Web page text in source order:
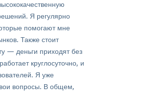
Я регулярно
помогают мне
Также стоит
— деньги приходят без
круглосуточно, и
Я уже
вопросы. В общем,